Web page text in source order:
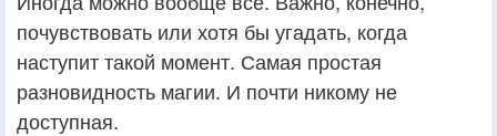
почувствовать или хотя бы угадать, когда
наступит такой момент. Самая простая
разновидность магии. И почти никому не
доступная.